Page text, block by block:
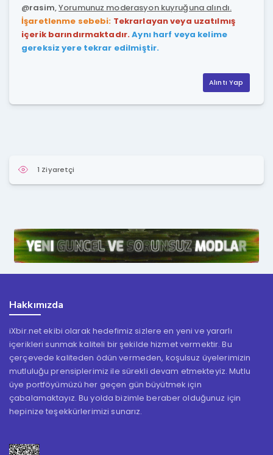
@rasim,Yorumunuz moderasyon kuyruğuna alındı.
İşaretlenme sebebi: Tekrarlayan veya uzatılmış
içerik barındırmaktadır.Aynı harf veya kelime
gereksiz yere tekrar edilmiştir.
Alıntı Yap
1 Ziyaretçi
Hakkımızda
iXbir.net ekibi olarak hedefimiz sizlere en yeni ve yararlı
içerikleri sunmak kaliteli bir şekilde hizmet vermektir. Bu
çerçevede kaliteden ödün vermeden, koşulsuz üyelerimizin
mutluluğu prensiplerimiz ile sürekli devam etmekteyiz. Mutlu
üye portföyümüzü her geçen gün büyütmek için
çabalamaktayız. Bu yolda bizimle beraber olduğunuz için
hepinize teşekkürlerimizi sunarız.